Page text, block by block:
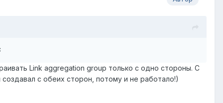
Link aggregation group только с одно стороны. С
с обеих сторон, потому и не работало!)